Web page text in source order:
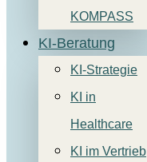
KOMPASS
KI-Beratung
KI-Strategie
KI in
Healthcare
KI im Vertrieb